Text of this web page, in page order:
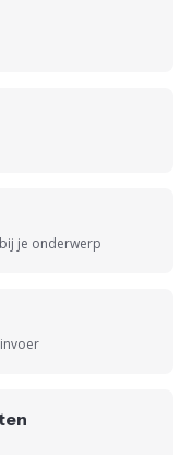
je onderwerp